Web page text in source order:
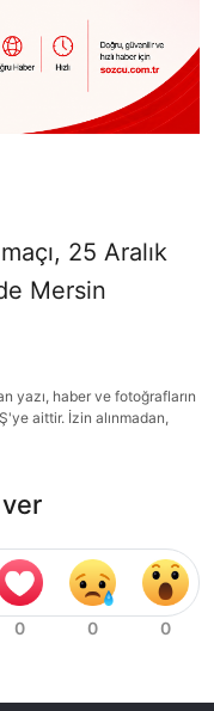
25 Aralık
Mersin
yazı, haber ve fotoğrafların
aittir. İzin alınmadan,